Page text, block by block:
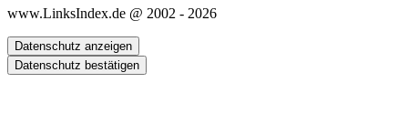
www.LinksIndex.de @ 2002 - 2026
Datenschutz anzeigen
Datenschutz bestätigen